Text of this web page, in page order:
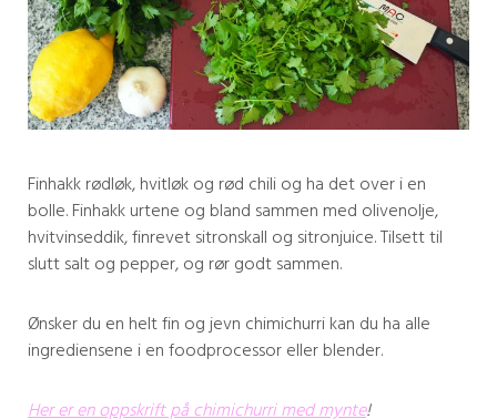
Finhakk rødløk, hvitløk og rød chili og ha det over i en
bolle. Finhakk urtene og bland sammen med olivenolje,
hvitvinseddik, finrevet sitronskall og sitronjuice. Tilsett til
slutt salt og pepper, og rør godt sammen.
Ønsker du en helt fin og jevn chimichurri kan du ha alle
ingrediensene i en foodprocessor eller blender.
Her er en oppskrift på chimichurri med mynte!